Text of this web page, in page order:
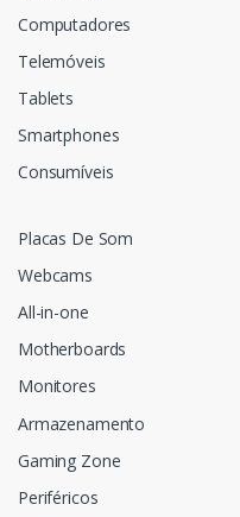
Computadores
Telemóveis
Tablets
Smartphones
Consumíveis
Placas De Som
Webcams
All-in-one
Motherboards
Monitores
Armazenamento
Gaming Zone
Periféricos